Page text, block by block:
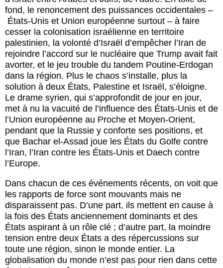
fond, le renoncement des puissances occidentales –
États-Unis et Union européenne surtout – à faire
cesser la colonisation israélienne en territoire
palestinien, la volonté d’Israël d’empêcher l’Iran de
rejoindre l’accord sur le nucléaire que Trump avait fait
avorter, et le jeu trouble du tandem Poutine-Erdogan
dans la région. Plus le chaos s’installe, plus la
solution à deux États, Palestine et Israël, s’éloigne.
Le drame syrien, qui s’approfondit de jour en jour,
met à nu la vacuité de l’influence des États-Unis et de
l’Union européenne au Proche et Moyen-Orient,
pendant que la Russie y conforte ses positions, et
que Bachar el-Assad joue les États du Golfe contre
l’Iran, l’Iran contre les États-Unis et Daech contre
l’Europe.
Dans chacun de ces événements récents, on voit que
les rapports de force sont mouvants mais ne
disparaissent pas. D’une part, ils mettent en cause à
la fois des États anciennement dominants et des
États aspirant à un rôle clé ; d’autre part, la moindre
tension entre deux États a des répercussions sur
toute une région, sinon le monde entier. La
globalisation du monde n’est pas pour rien dans cette